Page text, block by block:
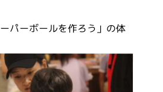
パーボールを作ろう」の体